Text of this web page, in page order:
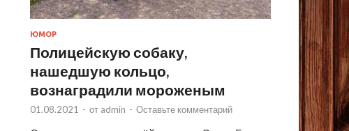
ЮМОР
Полицейскую собаку,
нашедшую кольцо,
вознаградили мороженым
01.08.2021 - от admin - Оставьте комментарий